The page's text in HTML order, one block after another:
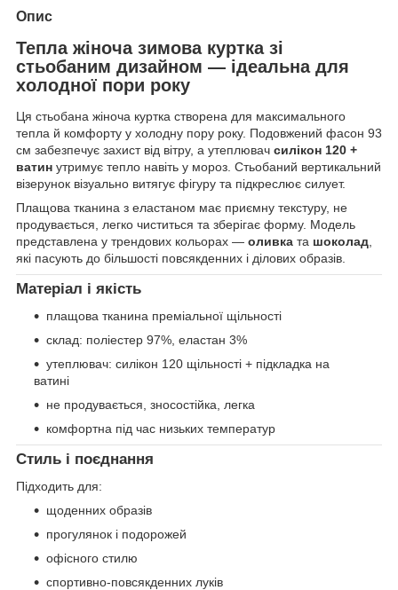
Опис
Тепла жіноча зимова куртка зі
стьобаним дизайном — ідеальна для
холодної пори року
Ця стьобана жіноча куртка створена для максимального
тепла й комфорту у холодну пору року. Подовжений фасон 93
см забезпечує захист від вітру, а утеплювач силікон 120 +
ватин утримує тепло навіть у мороз. Стьобаний вертикальний
візерунок візуально витягує фігуру та підкреслює силует.
Плащова тканина з еластаном має приємну текстуру, не
продувається, легко чиститься та зберігає форму. Модель
представлена у трендових кольорах — оливка та шоколад,
які пасують до більшості повсякденних і ділових образів.
Матеріал і якість
плащова тканина преміальної щільності
склад: поліестер 97%, еластан 3%
утеплювач: силікон 120 щільності + підкладка на
ватині
не продувається, зносостійка, легка
комфортна під час низьких температур
Стиль і поєднання
Підходить для:
щоденних образів
прогулянок і подорожей
офісного стилю
спортивно-повсякденних луків